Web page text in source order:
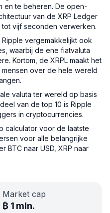
en te beheren. De open-
van de XRP Ledger
tot vijf seconden verwerken.
vergemakkelijkt ook
waarbij de ene fiatvaluta
Kortom, de XRPL maakt het
over de hele wereld
valuta ter wereld op basis
van de top 10 is Ripple
in cryptocurrencies.
calculator voor de laatste
voor alle belangrijke
BTC naar USD, XRP naar
Market cap
₿ 1 mln.